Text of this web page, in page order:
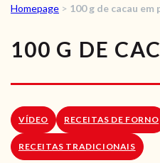
Homepage > 100 g de cacau em
100 G DE
VÍDEO RECEITAS DE FORNO
RECEITAS TRADICIONAIS